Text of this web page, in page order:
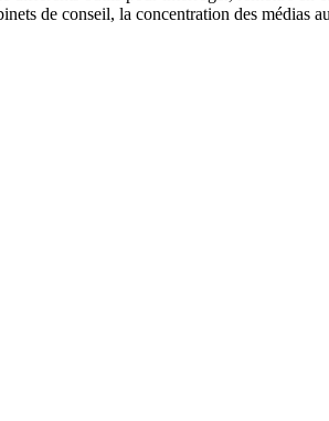
de conseil, la concentration des médias